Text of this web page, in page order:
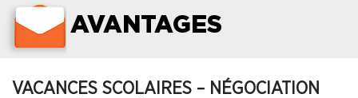
AVANTAGES
VACANCES SCOLAIRES – NÉGOCIATION